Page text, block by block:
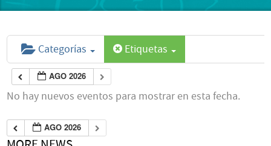
Categorías Etiquetas
AGO 2026
No hay nuevos eventos para mostrar en esta fecha.
AGO 2026